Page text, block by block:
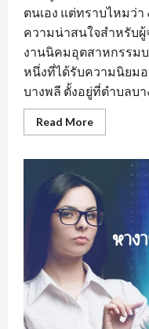
ตนเอง แต่ทราบไหมว่
ความน่าสนใจสำหรับผู้
งานนิคมอุตสาหกรรม
หนึ่งที่ได้รับความนิยม
บางพลี ตั้งอยู่ที่ตำบลบาง
Read MoreRead
more
อุตสาหกรรม
บางพลี
มี
อะไร
น่า
สนใจ